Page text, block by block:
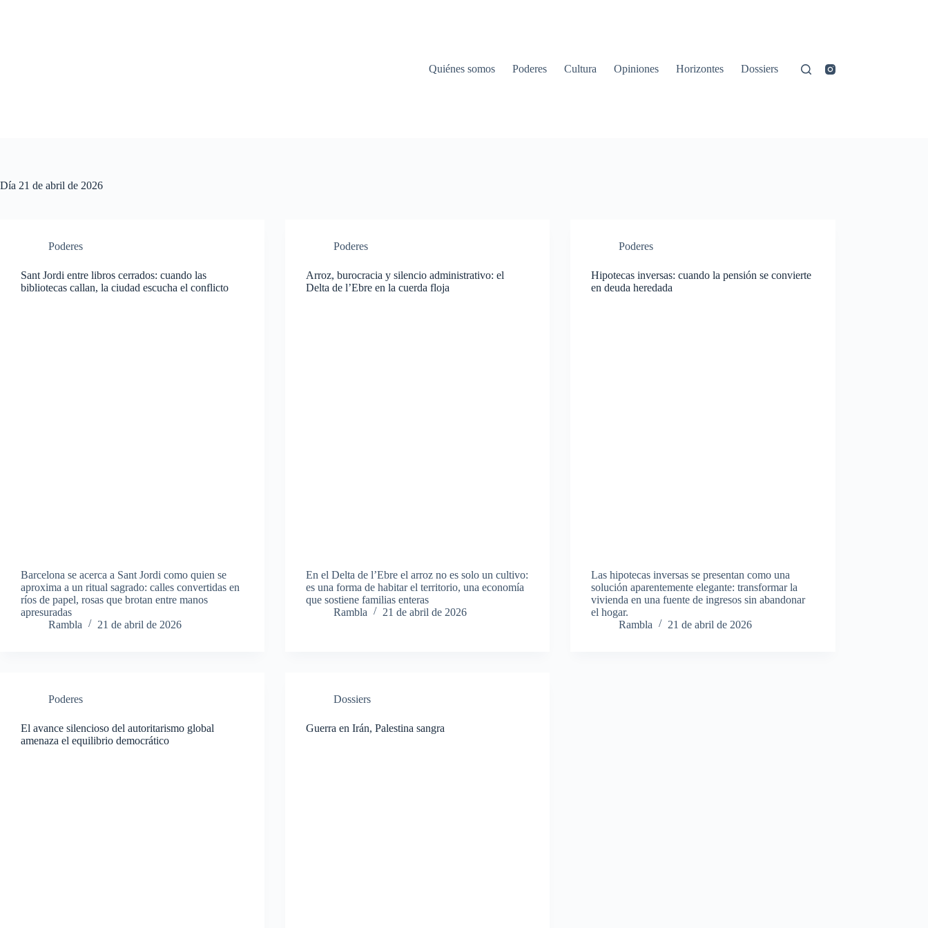
Quiénes somos Poderes Cultura Opiniones Horizontes Dossiers
Día 21 de abril de 2026
Poderes
Sant Jordi entre libros cerrados: cuando las
bibliotecas callan, la ciudad escucha el conflicto
Barcelona se acerca a Sant Jordi como quien se
aproxima a un ritual sagrado: calles convertidas en
ríos de papel, rosas que brotan entre manos
apresuradas
Rambla
21 de abril de 2026
Poderes
Arroz, burocracia y silencio administrativo: el
Delta de l’Ebre en la cuerda floja
En el Delta de l’Ebre el arroz no es solo un cultivo:
es una forma de habitar el territorio, una economía
que sostiene familias enteras
Rambla
21 de abril de 2026
Poderes
Hipotecas inversas: cuando la pensión se convierte
en deuda heredada
Las hipotecas inversas se presentan como una
solución aparentemente elegante: transformar la
vivienda en una fuente de ingresos sin abandonar
el hogar.
Rambla
21 de abril de 2026
Poderes
El avance silencioso del autoritarismo global
amenaza el equilibrio democrático
Dossiers
Guerra en Irán, Palestina sangra